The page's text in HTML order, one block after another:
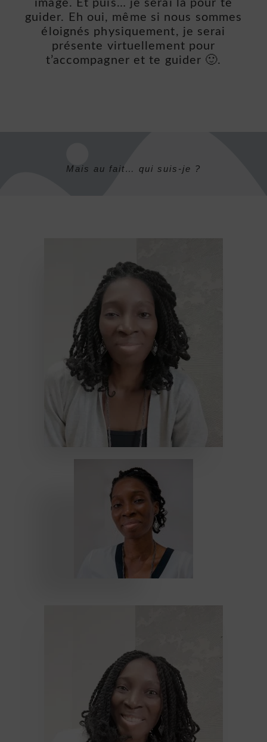
image. Et puis… je serai là pour te
guider. Eh oui, même si nous sommes
éloignés physiquement, je serai
présente virtuellement pour
t’accompagner et te guider 🙂.
Mais au fait… qui suis-je ?